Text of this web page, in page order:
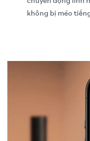
không bị méo